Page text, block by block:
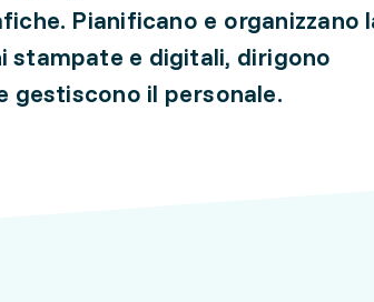
Pianificano e organizzano
stampate e digitali, dirigono
gestiscono il personale.